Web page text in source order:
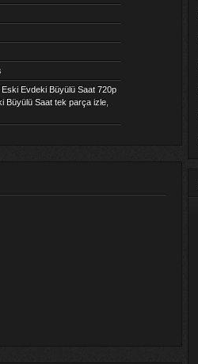
Eski Evdeki Büyülü Saat 720p
Büyülü Saat tek parça izle,